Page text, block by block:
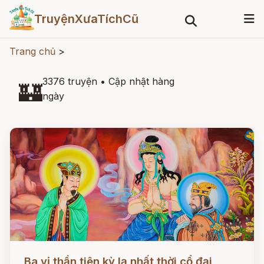
TruyệnXưaTíchCũ
Trang chủ >
🏰3376 truyện • Cập nhật hàng
ngày